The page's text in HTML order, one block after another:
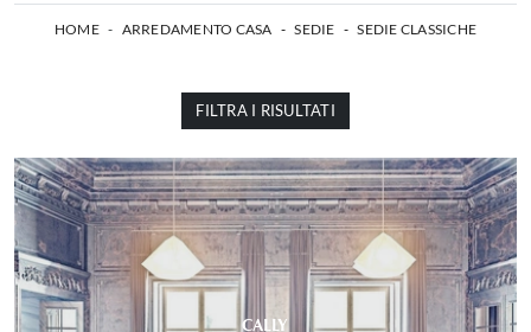
HOME - ARREDAMENTO CASA - SEDIE - SEDIE CLASSICHE
FILTRA I RISULTATI
CALLY